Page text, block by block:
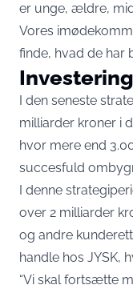
er unge, ældre,
Vores
finde, hvad de har
I den seneste
milliarder kroner i
hvor mere end
succesfuld
I denne
over 2 milliarder
og andre
handle hos JYSK,
“Vi skal fortsætte